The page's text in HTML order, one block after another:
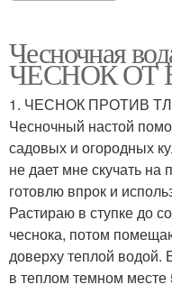
Чесночная
ЧЕСНОК ОТ
1. ЧЕСНОК ПРОТИВ
Чесночный настой
садовых и огородных
не дает мне скучать на
готовлю впрок и
Растираю в ступке до
чеснока, потом
доверху теплой водой.
в теплом темном месте